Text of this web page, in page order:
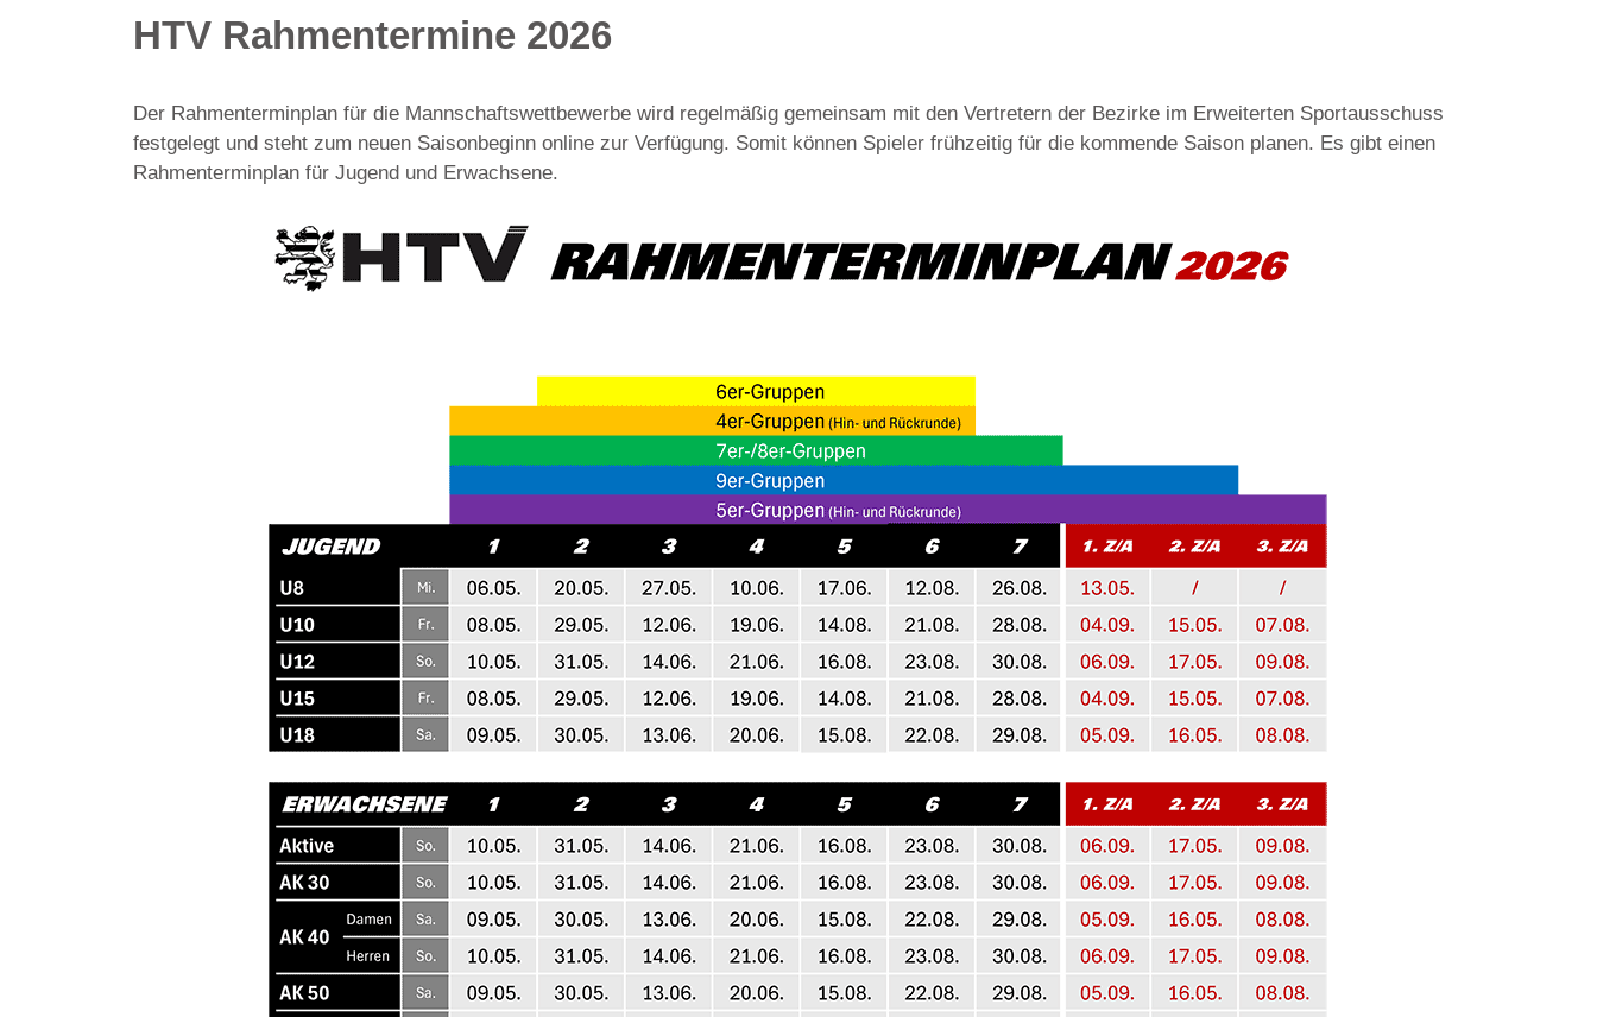
HTV Rahmentermine 2026
Der Rahmenterminplan für die Mannschaftswettbewerbe wird regelmäßig gemeinsam mit den Vertretern der Bezirke im Erweiterten Sportausschuss
festgelegt und steht zum neuen Saisonbeginn online zur Verfügung. Somit können Spieler frühzeitig für die kommende Saison planen. Es gibt einen
Rahmenterminplan für Jugend und Erwachsene.